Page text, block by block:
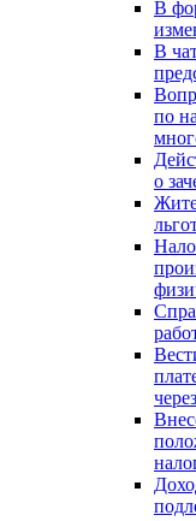
В
В
по
о